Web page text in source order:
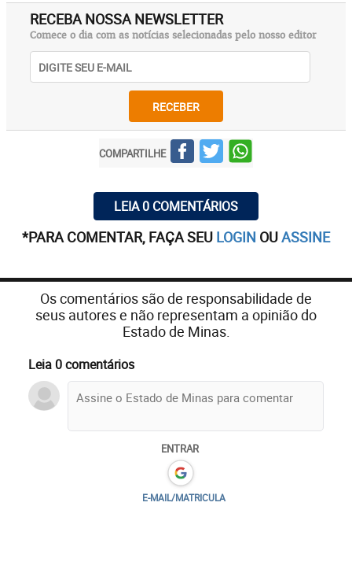
RECEBA NOSSA NEWSLETTER
Comece o dia com as notícias selecionadas pelo nosso editor
RECEBER
COMPARTILHE
LEIA 0 COMENTÁRIOS
*PARA COMENTAR, FAÇA SEU LOGIN OUASSINE
Os comentários são de responsabilidade de
seus autores e não representam a opinião do
Estado de Minas.
Leia 0 comentários
ENTRAR
E-MAIL/MATRICULA